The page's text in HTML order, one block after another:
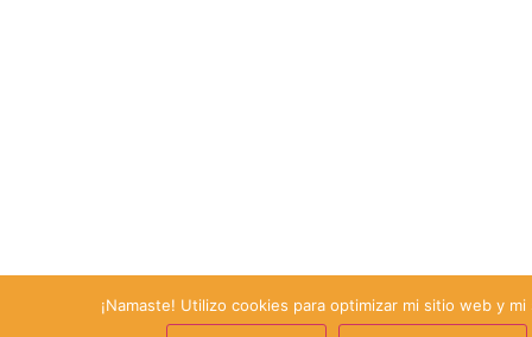
¡Namaste! Utilizo cookies para optimizar mi sitio web y mi